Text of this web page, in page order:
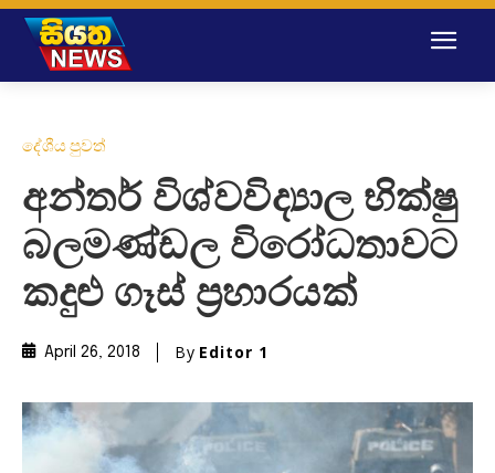
දේශීය පුවත්
අන්තර් විශ්වවිද්‍යාල භික්ෂු
බලමණ්ඩල විරෝධතාවට
කදුළු ගෑස් ප්‍රහාරයක්
April 26, 2018 By Editor 1